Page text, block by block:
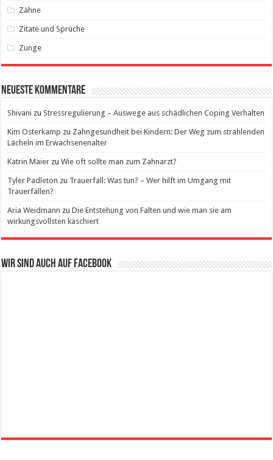
Zähne
Zitate und Sprüche
Zunge
Neueste Kommentare
Shivani zuStressregulierung – Auswege aus schädlichen Coping Verhalten
Kim Osterkamp zu Zahngesundheit bei Kindern: Der Weg zum strahlenden
Lächeln im Erwachsenenalter
Katrin Maier zuWie oft sollte man zum Zahnarzt?
Tyler Padleton zu Trauerfall: Was tun? – Wer hilft im Umgang mit
Trauerfällen?
Aria Weidmann zuDie Entstehung von Falten und wie man sie am
wirkungsvollsten kaschiert
Wir sind auch auf Facebook